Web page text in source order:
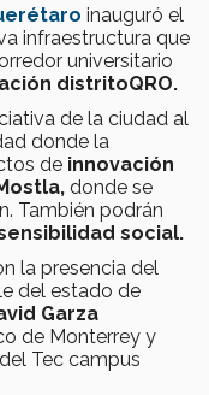
inauguró el
infraestructura que
universitario
distritoQRO.
de la ciudad al
donde la
de innovación
donde se
También podrán
social.
la presencia del
del estado de
Garza
de Monterrey y
Tec campus